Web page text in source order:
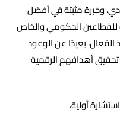
وخبرة مثبتة في أفضل
للقطاعين الحكومي والخاص
الفعال، بعيدًا عن الوعود
أهدافهم الرقمية
أولية،